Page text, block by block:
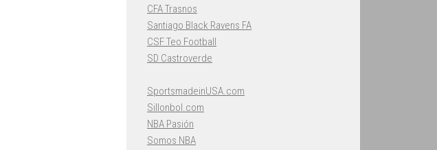
CFA Trasnos
Santiago Black Ravens FA
CSF Teo Football
SD Castroverde
SportsmadeinUSA.com
Sillonbol.com
NBA Pasión
Somos NBA